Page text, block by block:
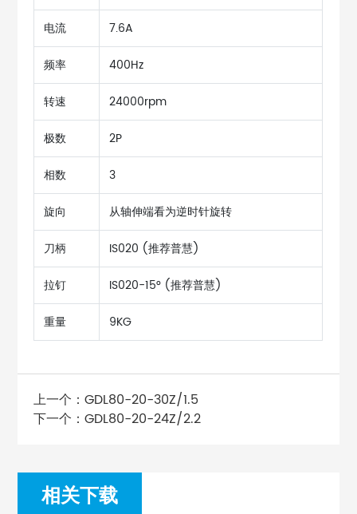
电流
7.6A
频率
400Hz
转速
24000rpm
极数
2P
相数
3
旋向
从轴伸端看为逆时针旋转
刀柄
IS020 (推荐普慧)
拉钉
IS020-15° (推荐普慧)
重量
9KG
上一个：GDL80-20-30Z/1.5
下一个：GDL80-20-24Z/2.2
相关下载